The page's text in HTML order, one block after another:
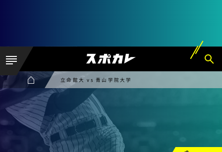
立命館大 vs 青山学院大学